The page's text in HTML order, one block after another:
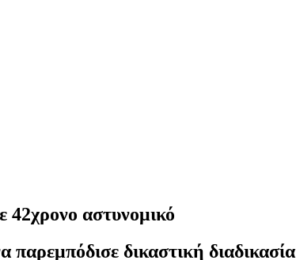
αστυνομικό
δικαστική διαδικασία